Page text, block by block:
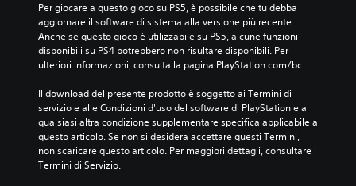
Per giocare a questo gioco su PS5, è possibile che tu debba
aggiornare il software di sistema alla versione più recente.
Anche se questo gioco è utilizzabile su PS5, alcune funzioni
disponibili su PS4 potrebbero non risultare disponibili. Per
ulteriori informazioni, consulta la pagina PlayStation.com/bc.
Il download del presente prodotto è soggetto ai Termini di
servizio e alle Condizioni d'uso del software di PlayStation e a
qualsiasi altra condizione supplementare specifica applicabile a
questo articolo. Se non si desidera accettare questi Termini,
non scaricare questo articolo. Per maggiori dettagli, consultare i
Termini di Servizio.